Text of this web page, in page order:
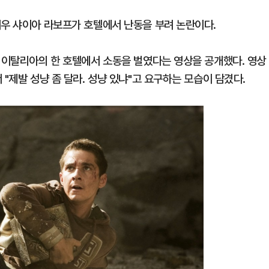
샤이아 라보프가 호텔에서 난동을 부려 논란이다.
리아의 한 호텔에서 소동을 벌였다는 영상을 공개했다. 영상
발 성냥 좀 달라. 성냥 있냐"고 요구하는 모습이 담겼다.